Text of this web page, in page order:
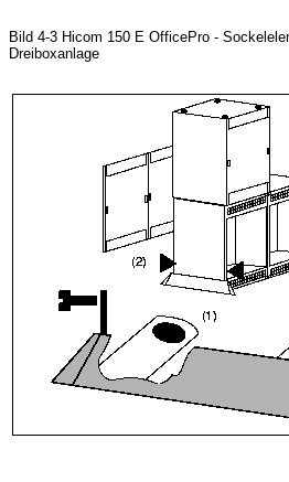
Bild 4-3 Hicom 150 E OfficePro -
Dreiboxanlage